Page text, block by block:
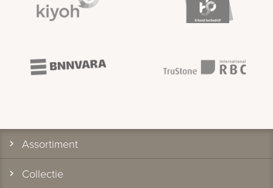
Assortiment
Collectie